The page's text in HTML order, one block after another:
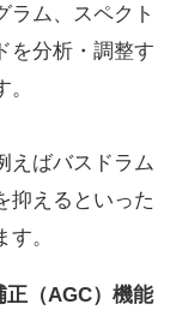
ラム、スペクト
を分析・調整す
えばバスドラム
抑えるといった
。
正（AGC）機能